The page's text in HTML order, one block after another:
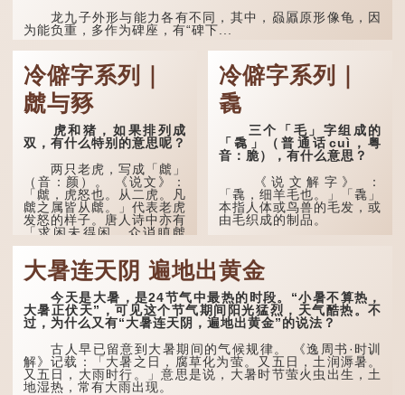
龙九子外形与能力各有不同，其中，赑屭原形像龟，因
为能负重，多作为碑座，有“碑下...
冷僻字系列｜
虤与豩
虎和猪，如果排列成
双，有什么特别的意思呢？
两只老虎，写成「虤」
（音：颜）。 《说文》：
「虤，虎怒也。从二虎。凡
虤之属皆从虤。」代表老虎
发怒的样子。唐人诗中亦有
「求闲未得闲，众诮瞋虤
虤」之句，意思是众人的讥
讽让人怒目而视。
两只猪，则为「豩」
（音：宾）。甲骨文从二
「豕」，象猪相追逐的样
子。 《同文备考》另有一
说「豩，豕乱群。」意指一
群乱...
冷僻字系列｜
毳
三个「毛」字组成的
「毳」（普通话cuì，粤
音：脆），有什么意思？
《说文解字》 ：
「毳，细羊毛也。」「毳」
本指人体或鸟兽的毛发，或
由毛织成的制品。
部位生长的细毛，也叫
「毳」，又叫「寒毛」、
「汗毛」。
医学上，「毳毛」是一
个专有名词。它指人类在儿
童时期长出的一种细小、不
易注意到却又几乎遍布全身
的毛发。毳毛的密度因人而
异，其长度则通常不会...
大暑连天阴 遍地出黄金
今天是大暑，是24节气中最热的时段。“小暑不算热，
大暑正伏天”，可见这个节气期间阳光猛烈，天气酷热。不
过，为什么又有“大暑连天阴，遍地出黄金”的说法？
古人早已留意到大暑期间的气候规律。 《逸周书·时训
解》记载：「大暑之日，腐草化为萤。又五日，土润溽暑。
又五日，大雨时行。」意思是说，大暑时节萤火虫出生，土
地湿热，常有大雨出现。